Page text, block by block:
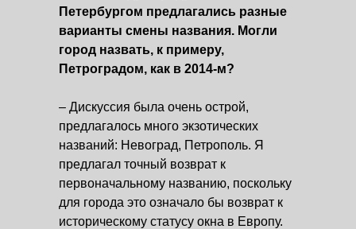
Петербургом предлагались разные
варианты смены названия. Могли
город назвать, к примеру,
Петроградом, как в 2014-м?
– Дискуссия была очень острой,
предлагалось много экзотических
названий: Невоград, Петрополь. Я
предлагал точный возврат к
первоначальному названию, поскольку
для города это означало бы возврат к
историческому статусу окна в Европу.